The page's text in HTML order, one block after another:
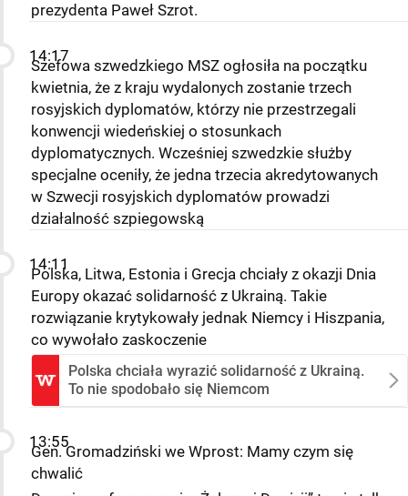
prezydenta Paweł Szrot.
14:17
Szefowa szwedzkiego MSZ ogłosiła na początku
kwietnia, że z kraju wydalonych zostanie trzech
rosyjskich dyplomatów, którzy nie przestrzegali
konwencji wiedeńskiej o stosunkach
dyplomatycznych. Wcześniej szwedzkie służby
specjalne oceniły, że jedna trzecia akredytowanych
w Szwecji rosyjskich dyplomatów prowadzi
działalność szpiegowską
14:11
Polska, Litwa, Estonia i Grecja chciały z okazji Dnia
Europy okazać solidarność z Ukrainą. Takie
rozwiązanie krytykowały jednak Niemcy i Hiszpania,
co wywołało zaskoczenie
Polska chciała wyrazić solidarność z Ukrainą.
To nie spodobało się Niemcom
13:55
Gen. Gromadziński we Wprost: Mamy czym się
chwalić